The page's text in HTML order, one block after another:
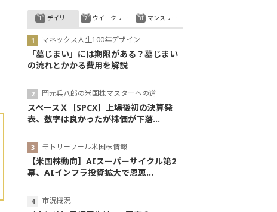
デイリー
マネックス人生100年デザイン
「墓じまい」には期限がある？墓じまい
の流れとかかる費用を解説
岡元兵八郎の米国株マスターへの道
スペースＸ［SPCX］上場後初の決算発
表、数字は良かったが株価が下落...
モトリーフール米国株情報
【米国株動向】AIスーパーサイクル第2
幕、AIインフラ投資拡大で恩恵...
市況概況
ウイークリー マンスリー